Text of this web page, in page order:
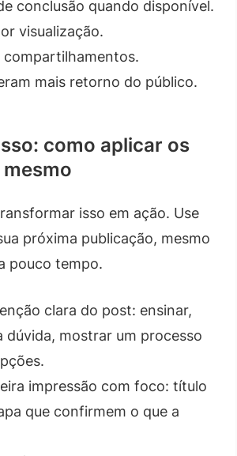
conclusão quando disponível.
visualização.
compartilhamentos.
mais retorno do público.
como aplicar os
isso em ação. Use
próxima publicação, mesmo
pouco tempo.
clara do post: ensinar,
dúvida, mostrar um processo
impressão com foco: título
que confirmem o que a